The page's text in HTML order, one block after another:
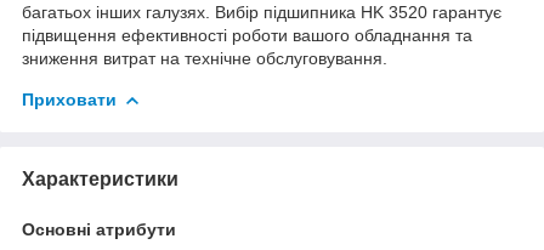
багатьох інших галузях. Вибір підшипника HK 3520 гарантує
підвищення ефективності роботи вашого обладнання та
зниження витрат на технічне обслуговування.
Приховати
Характеристики
Основні атрибути